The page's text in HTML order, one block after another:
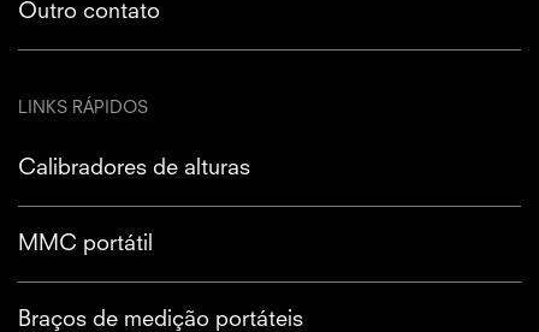
Outro contato
LINKS RÁPIDOS
Calibradores de alturas
MMC portátil
Braços de medição portáteis